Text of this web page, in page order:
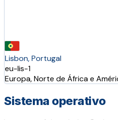
Lisbon, Portugal
eu-lis-1
Europa, Norte de África e
Sistema operativo